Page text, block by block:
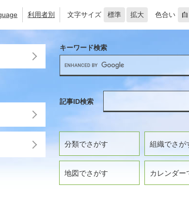
利用者別 文字サイズ 標準 拡大 色合い 白
分類でさがす 組織でさが
地図でさがす カレンダー
キーワード検索
記事ID検索